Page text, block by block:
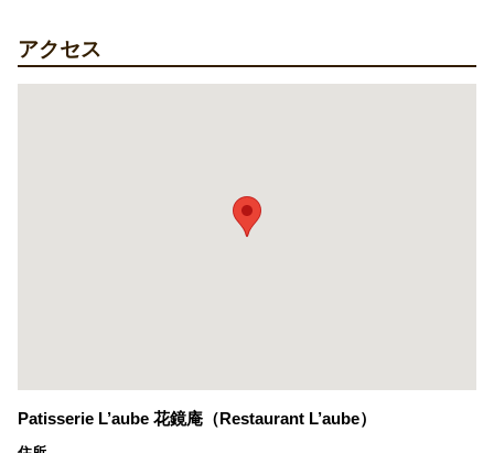
アクセス
Patisserie L’aube 花鏡庵（Restaurant L’aube）